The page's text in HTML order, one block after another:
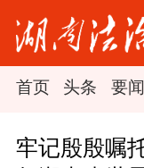
首页 头条 要闻
牢记殷殷嘱